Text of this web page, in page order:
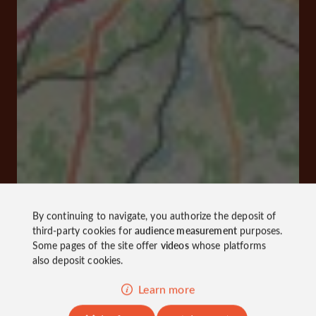
By continuing to navigate, you authorize the deposit of
third-party cookies foraudience measurementpurposes.
Some pages of the site offer videoswhose platforms
also deposit cookies.
Learn more